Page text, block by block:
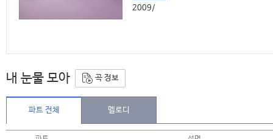
2009/
내 눈물 모아 곡 정보
파트 전체 멜로디